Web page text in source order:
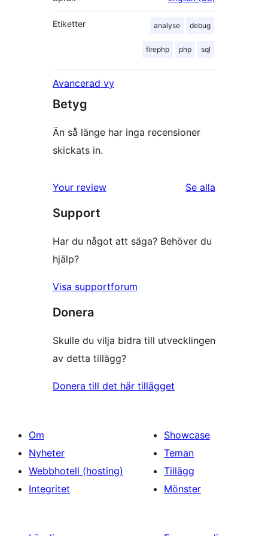
Etiketter analyse debug
firephp php sql
Avancerad vy
Betyg
Än så länge har inga recensioner
skickats in.
Your review Se alla
Support
Har du något att säga? Behöver du
hjälp?
Visa supportforum
Donera
Skulle du vilja bidra till utvecklingen
av detta tillägg?
Donera till det här tillägget
Om
Nyheter
Webbhotell (hosting)
Integritet
Showcase
Teman
Tillägg
Mönster